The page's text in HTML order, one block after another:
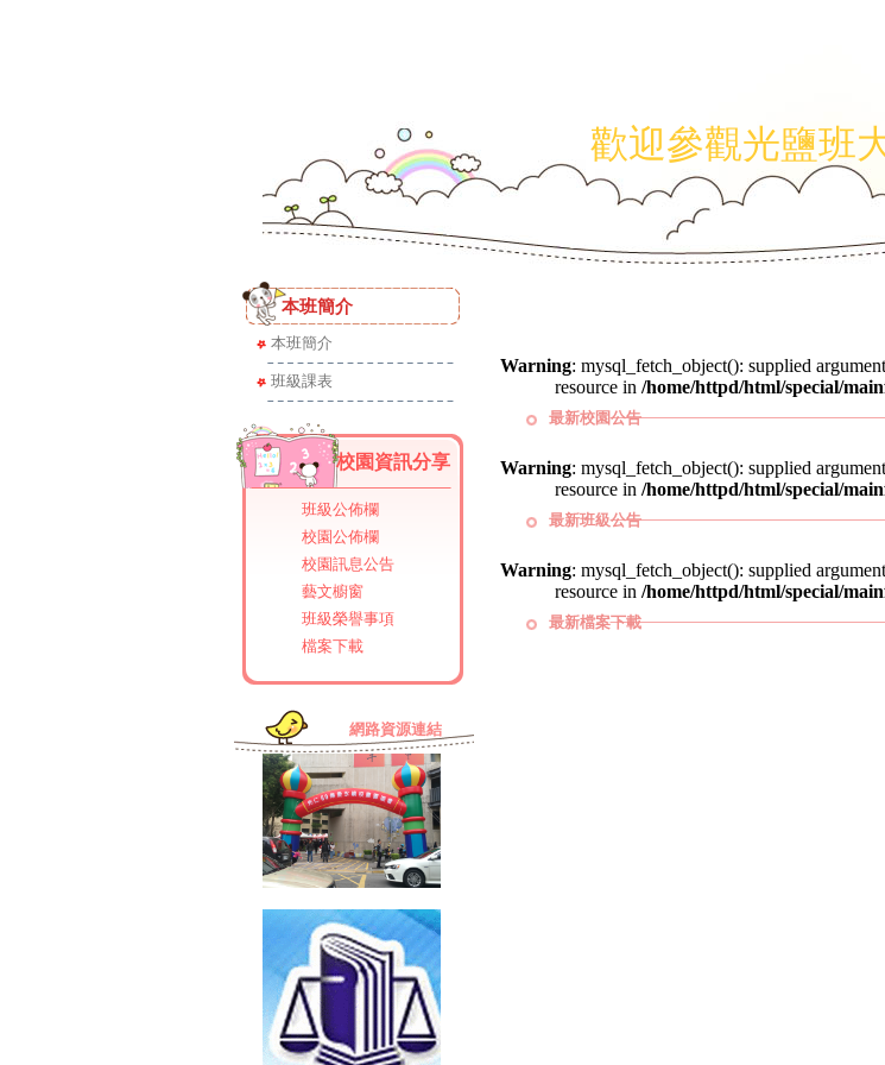
歡迎參觀光鹽班
本班簡介
本班簡介
班級課表
校園資訊分享
班級公佈欄
校園公佈欄
校園訊息公告
藝文櫥窗
班級榮譽事項
檔案下載
網路資源連結
: mysql_fetch_object(): supplied argument
Warning: mysql_fetch_object(): supplied
resource in /home/httpd/html/special/
最新校園公告
Warning: mysql_fetch_object(): supplied
resource in /home/httpd/html/special/
最新班級公告
Warning: mysql_fetch_object(): supplied
resource in /home/httpd/html/special/
最新檔案下載